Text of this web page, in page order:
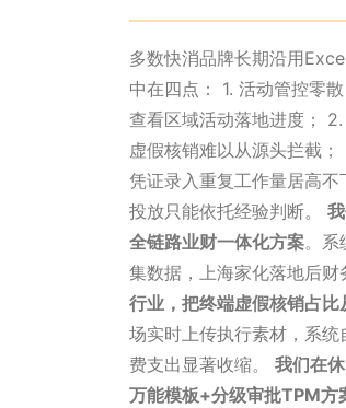
多数快消品牌长期沿用
中在四点： 1. 活动管控零
查看区域活动落地进度；
虚假核销难以从源头拦截
凭证录入重复工作量居高
投放只能依托经验判断。
全链路业财一体化方案。系
集数据，上海家化落地后
行业，把终端虚假核销占
场实时上传执行素材，系
费支出显著收缩。 我们在
万能模板+分级审批TPM方